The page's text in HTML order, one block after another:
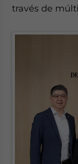
través de